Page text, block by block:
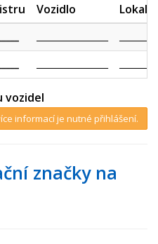
Vozidlo
vozidel
informací je nutné přihlášení.
značky na